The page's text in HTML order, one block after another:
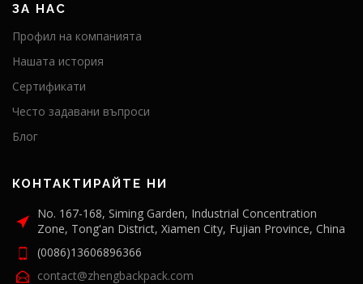
ЗА НАС
Профил на компанията
Нашата история
Сертификати
Често задавани въпроси
Блог
КОНТАКТИРАЙТЕ НИ
No. 167-168, Siming Garden, Industrial Concentration
Zone, Tong'an District, Xiamen City, Fujian Province, China
(0086)13606896366
contact@zhengbackpack.com